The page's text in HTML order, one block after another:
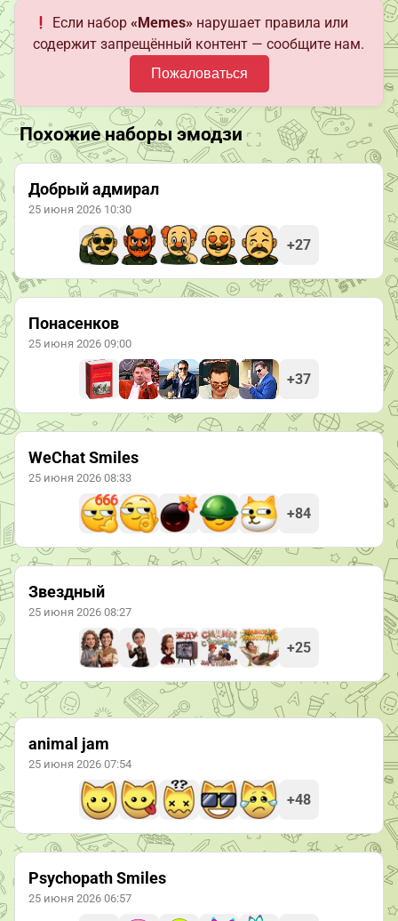
Если набор«Memes» нарушает правила или
содержит запрещённый контент — сообщите нам.
Пожаловаться
Похожие наборы эмодзи
Добрый адмирал
25 июня 2026 10:30
+27
Понасенков
25 июня 2026 09:00
+37
WeChat Smiles
25 июня 2026 08:33
+84
Звездный
25 июня 2026 08:27
+25
animal jam
25 июня 2026 07:54
+48
Psychopath Smiles
25 июня 2026 06:57